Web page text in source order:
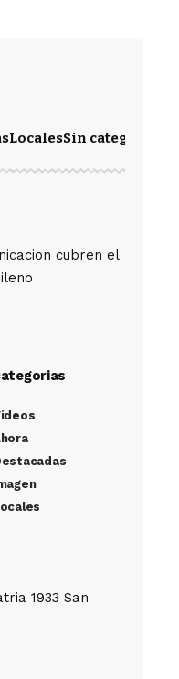
LocalesSin categoría
cubren el
1933 San